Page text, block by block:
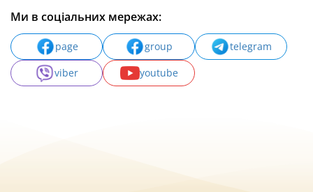
Ми в соціальних мережах:
page group
telegram
viber
youtube